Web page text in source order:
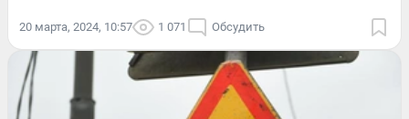
20 марта, 2024, 10:57 1 071 Обсудить